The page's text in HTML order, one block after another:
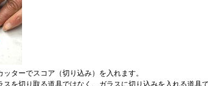
ターでスコア（切り込み）を入れます。
スを切り取る道具ではなく、ガラスに切り込みを入れる道具